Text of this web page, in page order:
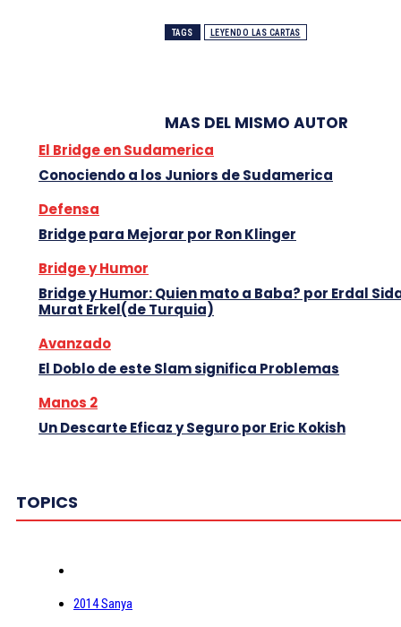
TAGS LEYENDO LAS CARTAS
MAS DEL MISMO AUTOR
El Bridge en Sudamerica
Conociendo a los Juniors de Sudamerica
Defensa
Bridge para Mejorar por Ron Klinger
Bridge y Humor
Bridge y Humor: Quien mato a Baba? por Erdal
Murat Erkel(de Turquia)
Avanzado
El Doblo de este Slam significa Problemas
Manos 2
Un Descarte Eficaz y Seguro por Eric Kokish
TOPICS
2014 Sanya